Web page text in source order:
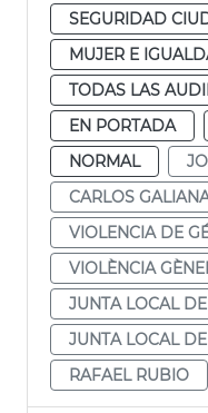
SEGURIDAD
MUJER E
TODAS LAS
EN PORTADA
NORMAL
CARLOS
VIOLENCIA DE
VIOLÈNCIA
JUNTA LOCAL
JUNTA LOCAL
RAFAEL RUBIO